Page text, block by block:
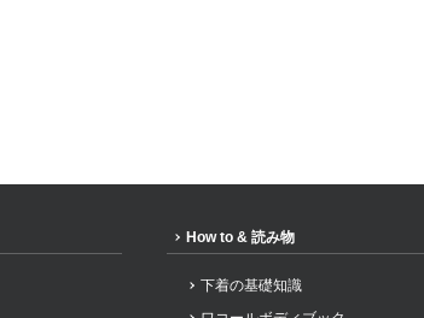
How to & 読み物
下着の基礎知識